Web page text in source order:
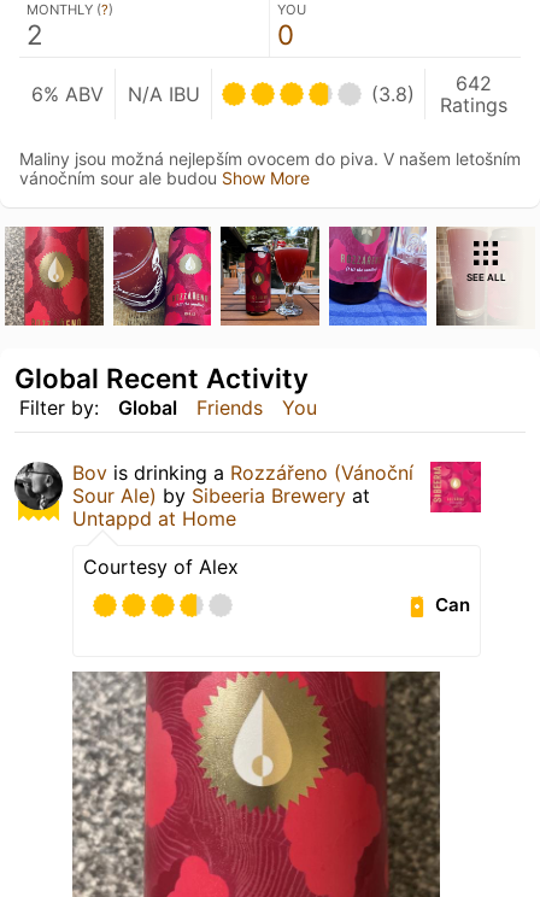
MONTHLY (?)
2
YOU
0
6% ABV N/A IBU (3.8)
642
Ratings
Maliny jsou možná nejlepším ovocem do piva. V našem letošním
vánočním sour ale budou Show More
SEE ALL
Filter by: Global Friends You
Global Recent Activity
Bov is drinking a Rozzářeno (Vánoční
Sour Ale) by Sibeeria Brewery at
Untappd at Home
Courtesy of Alex
Can